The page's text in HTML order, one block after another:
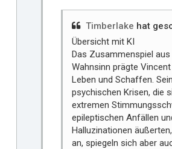
Timberlake hat
Übersicht mit KI
Das Zusammenspiel aus
Wahnsinn prägte
Leben und Schaffen.
psychischen Krisen, die
extremen
epileptischen Anfällen
Halluzinationen
an, spiegeln sich aber